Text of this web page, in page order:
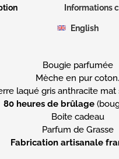
Informations
English
Bougie parfumée
Mèche en pur coton.
80 heures de brûlage
Boite cadeau
Parfum de Grasse
Fabrication artisanale